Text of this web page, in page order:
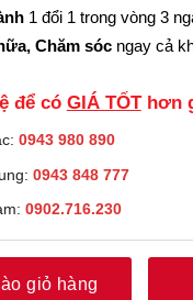
1 đổi 1 trong vòng 3
Chăm sóc ngay cả
để có GIÁ TỐThơn
0943 980 890
0943 848 777
0902.716.230
giỏ hàng